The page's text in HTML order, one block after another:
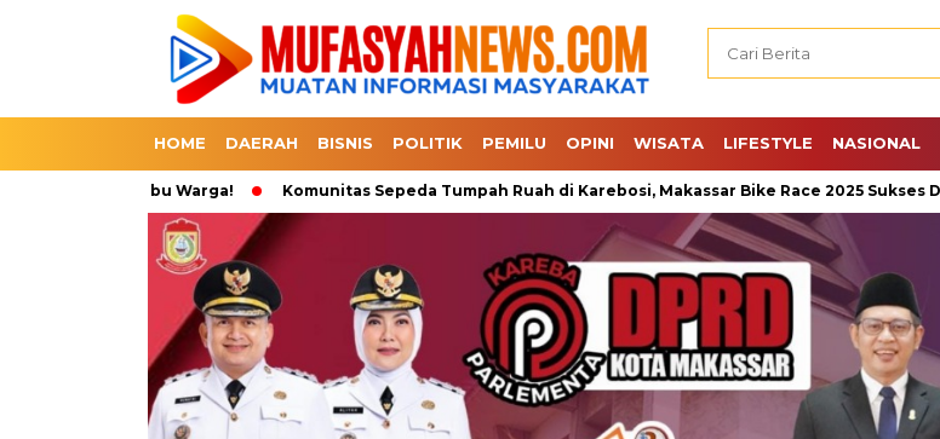
HOME DAERAH BISNIS POLITIK PEMILU OPINI WISATA LIFESTYLE NASIONAL
Diserbu Warga! Komunitas Sepeda Tumpah Ruah di Karebosi, Makassar Bike Race 2025 Sukses Digelar